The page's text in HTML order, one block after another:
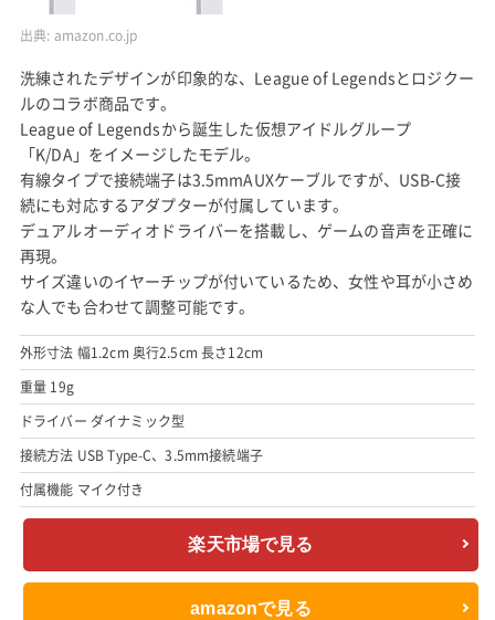
出典: amazon.co.jp
洗練されたデザインが印象的な、League of Legendsとロジクー
ルのコラボ商品です。
League of Legendsから誕生した仮想アイドルグループ
「K/DA」をイメージしたモデル。
有線タイプで接続端子は3.5mmAUXケーブルですが、USB-C接
続にも対応するアダプターが付属しています。
デュアルオーディオドライバーを搭載し、ゲームの音声を正確に
再現。
サイズ違いのイヤーチップが付いているため、女性や耳が小さめ
な人でも合わせて調整可能です。
外形寸法 幅1.2cm 奥行2.5cm 長さ12cm
重量 19g
ドライバー ダイナミック型
接続方法 USB Type-C、3.5mm接続端子
付属機能 マイク付き
楽天市場で見る
amazonで見る